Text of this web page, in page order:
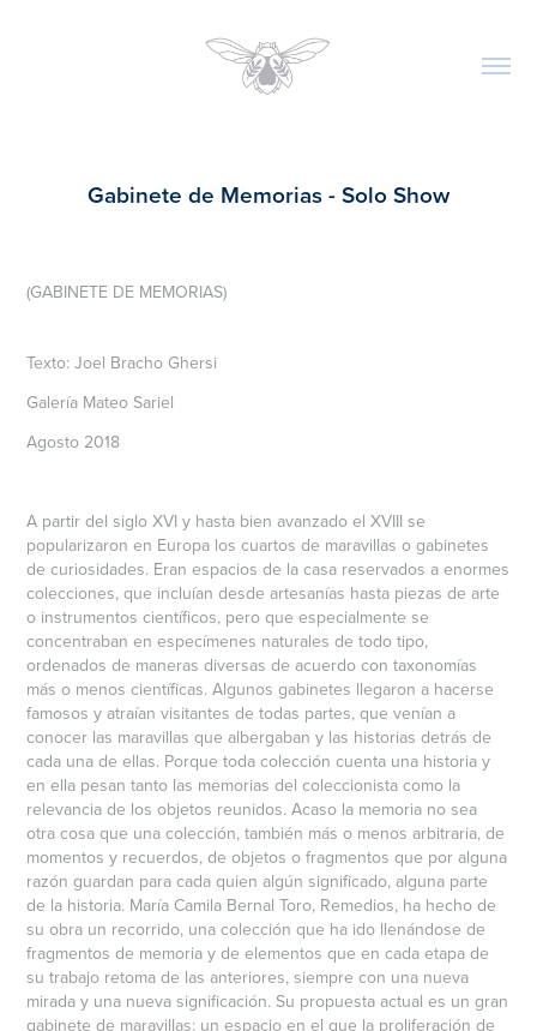
Gabinete de Memorias - Solo Show
(GABINETE DE MEMORIAS)
Texto: Joel Bracho Ghersi
Galería Mateo Sariel
Agosto 2018
A partir del siglo XVI y hasta bien avanzado el XVIII se
popularizaron en Europa los cuartos de maravillas o gabinetes
de curiosidades. Eran espacios de la casa reservados a enormes
colecciones, que incluían desde artesanías hasta piezas de arte
o instrumentos científicos, pero que especialmente se
concentraban en especímenes naturales de todo tipo,
ordenados de maneras diversas de acuerdo con taxonomías
más o menos científicas. Algunos gabinetes llegaron a hacerse
famosos y atraían visitantes de todas partes, que venían a
conocer las maravillas que albergaban y las historias detrás de
cada una de ellas. Porque toda colección cuenta una historia y
en ella pesan tanto las memorias del coleccionista como la
relevancia de los objetos reunidos. Acaso la memoria no sea
otra cosa que una colección, también más o menos arbitraria, de
momentos y recuerdos, de objetos o fragmentos que por alguna
razón guardan para cada quien algún significado, alguna parte
de la historia. María Camila Bernal Toro, Remedios, ha hecho de
su obra un recorrido, una colección que ha ido llenándose de
fragmentos de memoria y de elementos que en cada etapa de
su trabajo retoma de las anteriores, siempre con una nueva
mirada y una nueva significación. Su propuesta actual es un gran
gabinete de maravillas: un espacio en el que la proliferación de